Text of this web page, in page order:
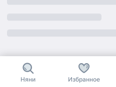
Няни Избранное